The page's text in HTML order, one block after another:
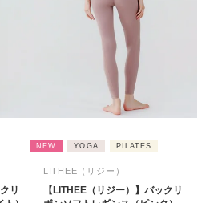
リ
NEW YOGA PILATES
LITHEE（リジー）
【LITHEE（リジー）】バックリ